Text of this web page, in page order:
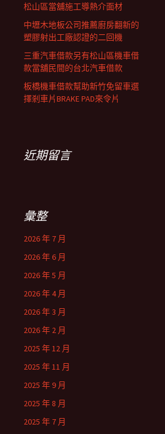
松山區當舖施工導熱介面材
中壢木地板公司推薦廚房翻新的
塑膠射出工廠認證的二回機
三重汽車借款另有松山區機車借
款當舖民間的台北汽車借款
板橋機車借款幫助新竹免留車選
擇剎車片BRAKE PAD來令片
近期留言
彙整
2026 年 7 月
2026 年 6 月
2026 年 5 月
2026 年 4 月
2026 年 3 月
2026 年 2 月
2025 年 12 月
2025 年 11 月
2025 年 9 月
2025 年 8 月
2025 年 7 月